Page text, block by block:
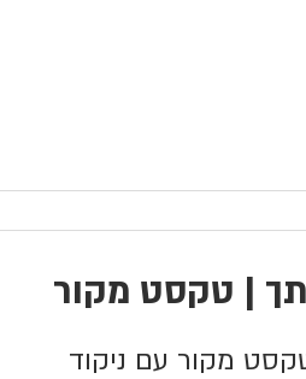
| טקסט מקור
מקור עם ניקוד